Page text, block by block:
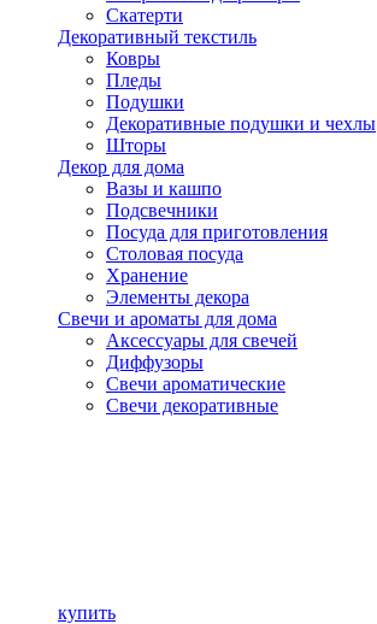
Скатерти
Декоративный текстиль
Ковры
Пледы
Подушки
Декоративные подушки и чехлы
Шторы
Декор для дома
Вазы и кашпо
Подсвечники
Посуда для приготовления
Столовая посуда
Хранение
Элементы декора
Свечи и ароматы для дома
Аксессуары для свечей
Диффузоры
Свечи ароматические
Свечи декоративные
купить